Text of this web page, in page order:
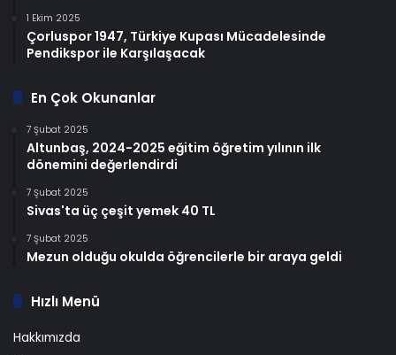
1 Ekim 2025
Çorluspor 1947, Türkiye Kupası Mücadelesinde
Pendikspor ile Karşılaşacak
En Çok Okunanlar
7 Şubat 2025
Altunbaş, 2024-2025 eğitim öğretim yılının ilk
dönemini değerlendirdi
7 Şubat 2025
Sivas'ta üç çeşit yemek 40 TL
7 Şubat 2025
Mezun olduğu okulda öğrencilerle bir araya geldi
Hızlı Menü
Hakkımızda